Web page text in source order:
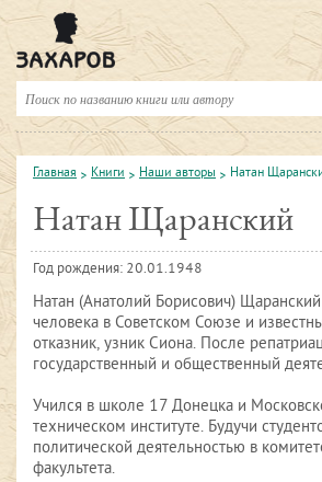
Главная Книги Наши авторы Натан
Натан Щаранский
Год рождения: 20.01.1948
Натан (Анатолий Борисович)
человека в Советском Союзе и
отказник, узник Сиона. После
государственный и общественный
Учился в школе 17 Донецка и
техническом институте. Будучи
политической деятельностью в
факультета.